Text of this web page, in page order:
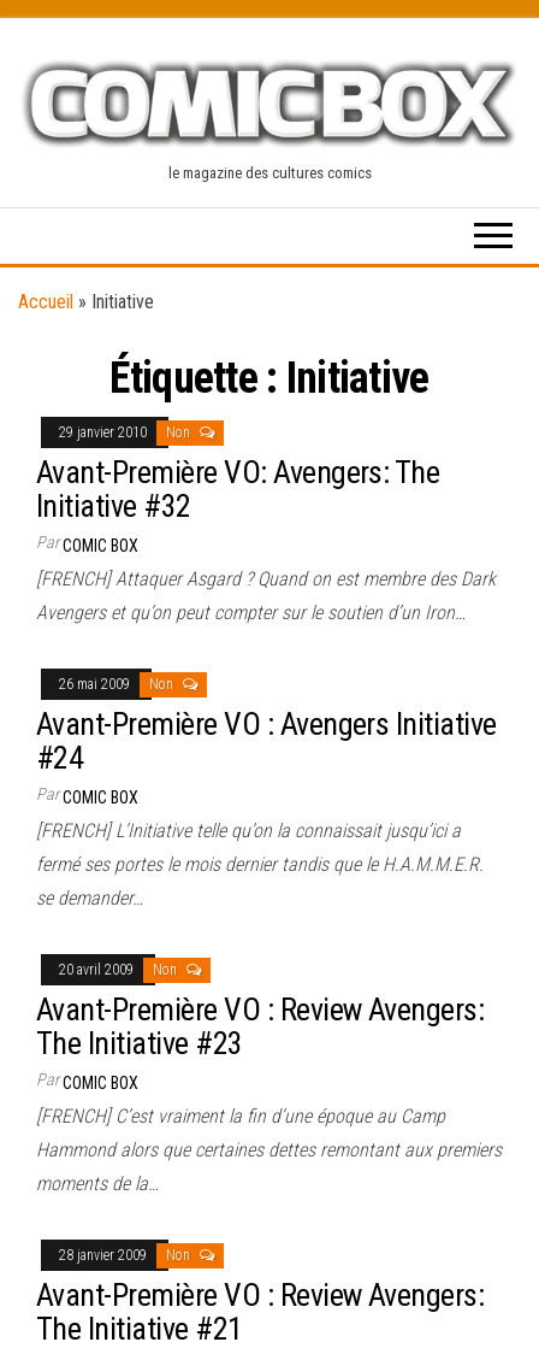
content
le magazine des cultures comics
Accueil » Initiative
Étiquette : Initiative
29 janvier 2010 Non
Avant-Première VO: Avengers: The
Initiative #32
ParCOMIC BOX
[FRENCH] Attaquer Asgard ? Quand on est membre des Dark
Avengers et qu’on peut compter sur le soutien d’un Iron…
26 mai 2009 Non
Avant-Première VO : Avengers Initiative
#24
ParCOMIC BOX
[FRENCH] L’Initiative telle qu’on la connaissait jusqu’ici a
fermé ses portes le mois dernier tandis que le H.A.M.M.E.R.
se demander…
20 avril 2009 Non
Avant-Première VO : Review Avengers:
The Initiative #23
ParCOMIC BOX
[FRENCH] C’est vraiment la fin d’une époque au Camp
Hammond alors que certaines dettes remontant aux premiers
moments de la…
28 janvier 2009 Non
Avant-Première VO : Review Avengers:
The Initiative #21